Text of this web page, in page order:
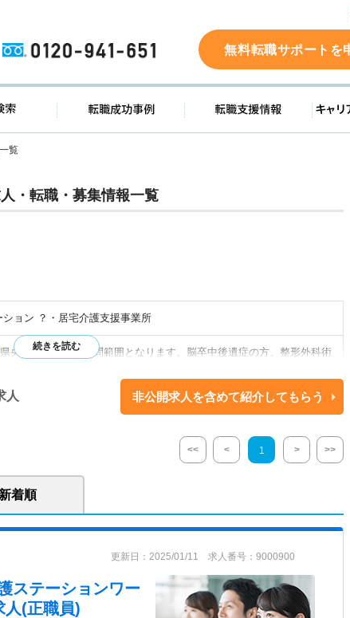
0120-941-651 無料転職サポートを
求人検索 転職成功事例 転職支
覧
・転職・募集情報一覧
ョン ？・居宅介護支援事業所
央エリアが主な訪問範囲となります。脳卒中後遺症の方、整形外科術
法士や呼吸療法認定士、失語・高次脳機能領域の認定言語聴覚士が在
を通してより良い介入ができるように研鑽しています。 ■身体機能・
・管理栄養士と協力しながら摂食・嚥下に対するリハビリテーション
支援の取り組みを行っています。 ■20～40代の若いスタッフも多く、
ンのとりやすい職場です。また、子育てセラピストも在籍していま
所ですが、様々なことに挑戦できる環境や支援が整っているかと思い
り良い生活を提供したい」 「訪問をやってみたい」 など、利用され
ご利用者様・ご家族様に、希望と新しい価値の提供をしていきましょ
人 非公開求人を含めて紹介してもらう
<< < 1 > >>
新着順
更新日：2025/01/11 求人番号：9000900
ステーションワー
人(正職員)